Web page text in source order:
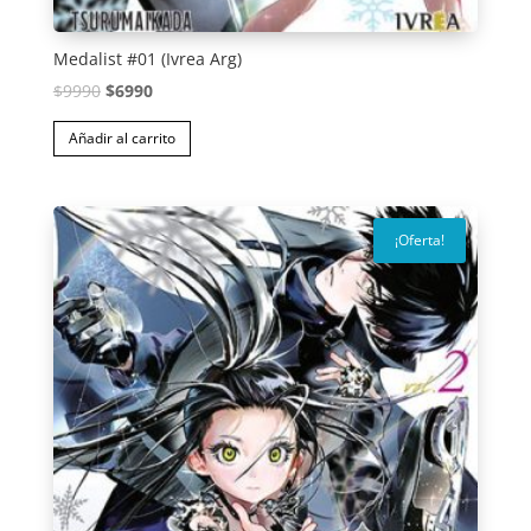
Medalist #01 (Ivrea Arg)
$9990 El
precio
original
$9990.
$6990El
precio
actual
$6990.
Añadir al carrito
¡Oferta!